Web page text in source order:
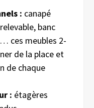
: canapé
banc
ces meubles 2-
de la place et
de chaque
: étagères